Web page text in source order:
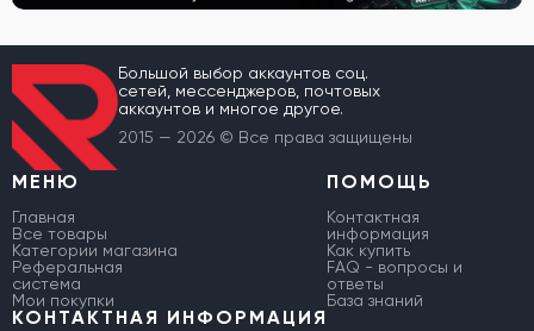
Большой выбор аккаунтов соц.
сетей, мессенджеров, почтовых
аккаунтов и многое другое.
2015 — 2026 © Все права защищены
МЕНЮ
Главная
Все товары
Категории магазина
Реферальная
система
Мои покупки
ПОМОЩЬ
Контактная
информация
Как купить
FAQ - вопросы и
ответы
База знаний
КОНТАКТНАЯ ИНФОРМАЦИЯ